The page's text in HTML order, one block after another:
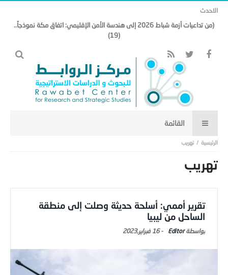
الاحدث
(من تداعيات أزمة شباط 2026 إلى هندسة الأمن الإقليمي: اتفاق مكة نموذجاً..
(19)
تهريب
تهريب
تقرير أممي: أسلحة حديثة وصلت إلى منطقة
الساحل من ليبيا
Editor
-16 فبراير,2023